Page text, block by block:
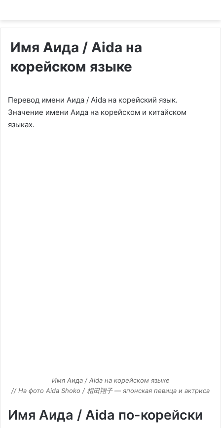
Имя Аида / Aida на
корейском языке
Перевод имени Аида / Aida на корейский язык.
Значение имени Аида на корейском и китайском
языках.
Имя Аида / Aida на корейском языке
// На фото Aida Shoko / 相田翔子 — японская певица и актриса
Имя Аида / Aida по-корейски